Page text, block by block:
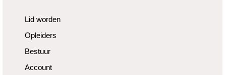
Lid worden
Opleiders
Bestuur
Account